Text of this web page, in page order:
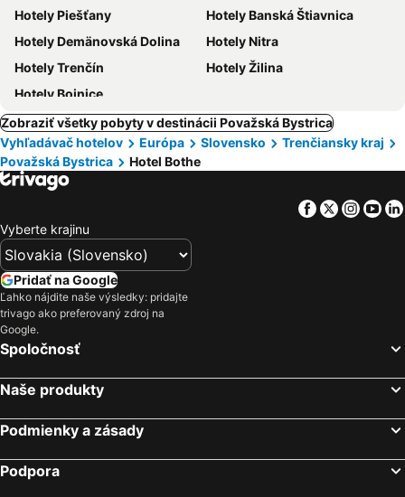
Hotely Piešťany
Hotely Banská Štiavnica
Hotely Demänovská Dolina
Hotely Nitra
Hotely Trenčín
Hotely Žilina
Hotely Bojnice
Zobraziť všetky pobyty v destinácii Považská Bystrica
Vyhľadávač hotelov
Európa Slovensko
Trenčiansky kraj
Považská Bystrica
Hotel Bothe
Facebook
Twitter
Vyberte krajinu
Pridať na Google
Ľahko nájdite naše výsledky: pridajte
trivago ako preferovaný zdroj na
Google.
Spoločnosť
Naše produkty
Podmienky a zásady
Podpora